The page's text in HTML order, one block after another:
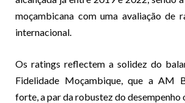
moçambicana com uma avaliação de
internacional.
Os ratings reflectem a solidez do
Fidelidade Moçambique, que a AM
forte, a par da robustez do